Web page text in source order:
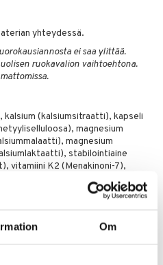
Om
yhteydessä.
ei saa ylittää.
ruokavalion vaihtoehtona.
kalsium (kalsiumsitraatti), kapseli
magnesium
magnesium
stabilointiaine
vitamiini K2 (Menakinoni-7),
piitä), vitamiini D (kasviperäinen